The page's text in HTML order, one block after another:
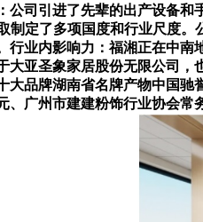
司引进了先辈的出产设备
定了多项国度和行业尺度
业内影响力：福湘正在中
亚圣象家居股份无限公司
品牌湖南省名牌产物中国
广州市建建粉饰行业协会